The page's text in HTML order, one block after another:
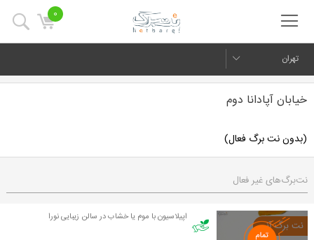
0
تهران
خیابان آپادانا دوم
(بدون نت برگ فعال)
نت‌برگ‌های غیر فعال
اپیلاسیون با موم یا خشاب در سالن زیبایی نورا